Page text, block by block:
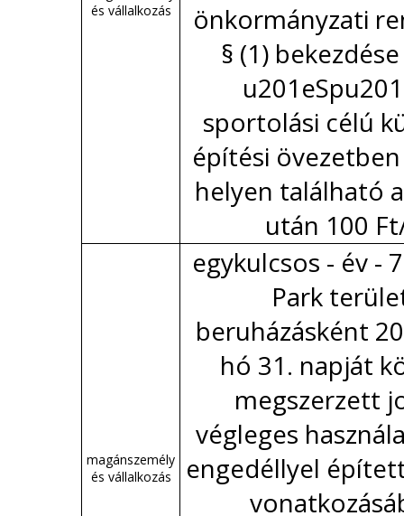
és vállalkozás
önkormányzati
§ (1)
sportolási célú
építési
helyen található
után 100
magánszemély
és vállalkozás
egykulcsos - év -
Park
beruházásként
hó 31. napját
megszerzett
végleges
engedéllyel